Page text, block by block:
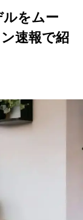
ルをムー
速報で紹